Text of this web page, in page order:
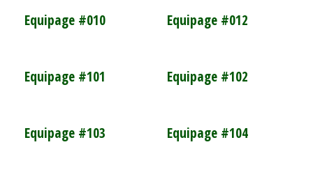
Equipage #010 Equipage #012
Equipage #101 Equipage #102
Equipage #103 Equipage #104